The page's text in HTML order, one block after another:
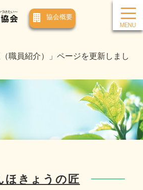
協会概要
職員紹介）」ページを更新しまし
ほきょうの匠